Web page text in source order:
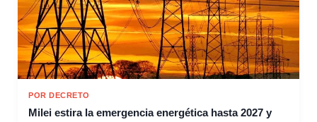
POR DECRETO
Milei estira la emergencia energética hasta 2027 y